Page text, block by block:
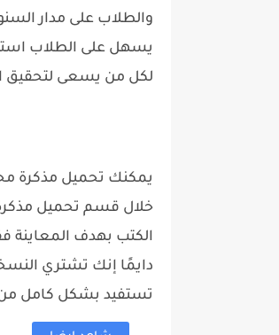
والطلاب على مدار
يسهل على الطلاب
لكل من يسعى لتحقيق
خلال قسم تحميل
الكتب بهدف المعاينة
دايمًا إنك تشتري
تستفيد بشكل كامل من